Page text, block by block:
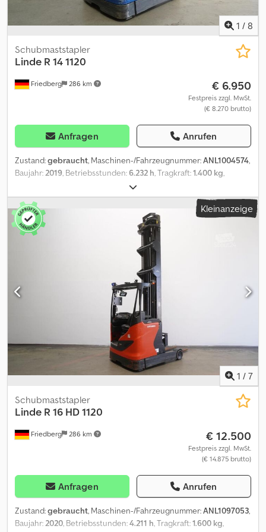
1 / 8
Friedberg 286 km
Schubmaststapler
Linde R 14 1120
€ 6.950
Festpreis zzgl. MwSt.
(€ 8.270 brutto)
Anfragen Anrufen
Zustand:gebraucht, Maschinen-/Fahrzeugnummer:ANL1004574,
Baujahr:2019, Betriebsstunden:6.232 h, Tragkraft:1.400 kg,
1.890 mm
mm, Masttyp:Triplex, Batteriekapazität:560 Ah, Batteriespannung:
48 V, Gabelträgerbreite: , Gabellänge: 1.150 mm,
Leergewicht:
, Gesamthöhe:2.740 mm
1.201 mm
1.270 mm, Kraftstoff:
auf Batterie - Fahrzeugstecker MRC 160A - vertikaler
Batteriewechsel - Fahrzeug: Einfachzusatzhydraulik - Mast:
Einfachzusatzhydraulik - Seitenschieber, integriert -
Lastschutzgitter: 1050 mm über Flur - Stahlrahmen - 180°-
Lenkung - Lenksäule höhenverstellbar - Zugangskontrolle:
Schlüsselschalter - Fahrersitz luftgefedert (Stoffbezug) -
Gabelzinkenverschleißanschlag - Doppelpedal - Zentralhebel-
und Kreuzhebel-Bedienung Crjdpfx Agszq H S Eo Hjf -
Höhenanzeige im Freihub - Höhenanzeige im Freihub mastseitig -
Mast Komfortpaket - RAL 5010 Enzianblau - Vmax GZ >250mm
über Freihub - LSP 0.6 Ref: ANL1004574
Kleinanzeige
1 / 7
Friedberg 286 km
Schubmaststapler
Linde R 16 HD 1120
€ 12.500
Festpreis zzgl. MwSt.
(€ 14.875 brutto)
Anfragen Anrufen
Zustand:gebraucht, Maschinen-/Fahrzeugnummer:ANL1097053,
Baujahr:2020, Betriebsstunden:4.211 h, Tragkraft:1.600 kg,